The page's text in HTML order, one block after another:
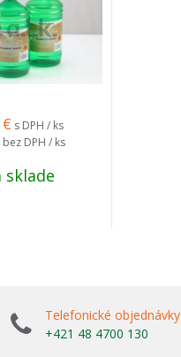
€ s DPH / ks
bez DPH / ks
sklade
Telefonické objednávky
+421 48 4700 130